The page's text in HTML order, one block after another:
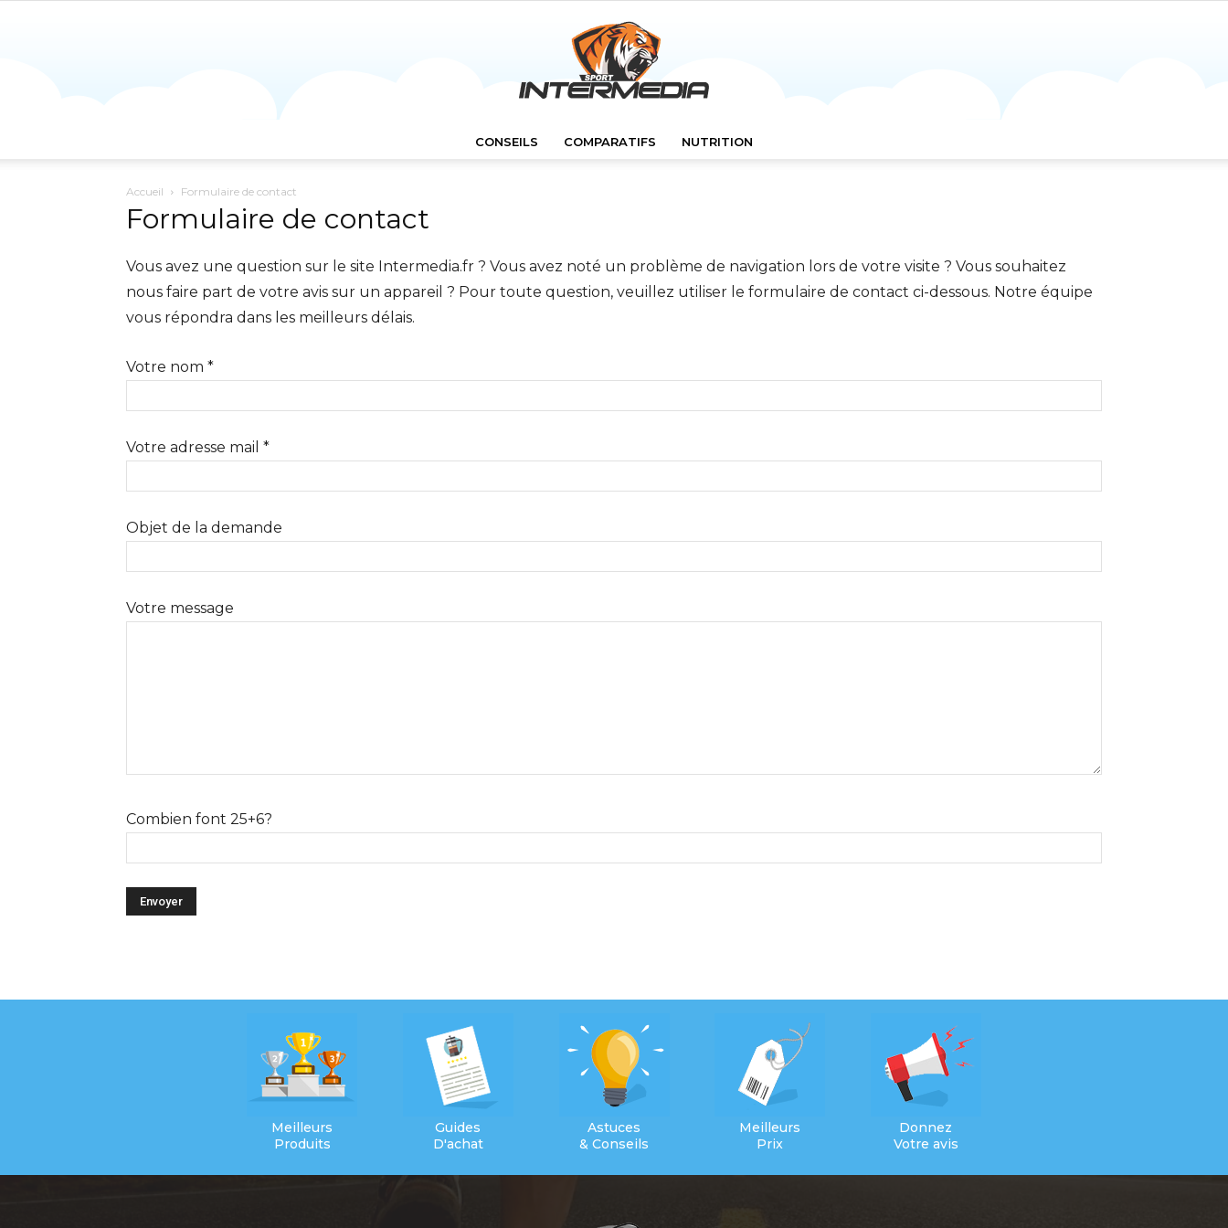
CONSEILS COMPARATIFS NUTRITION
Accueil Formulaire de contact
Formulaire de contact
Vous avez une question sur le site Intermedia.fr ? Vous avez noté un problème de navigation lors de votre visite ? Vous souhaitez
nous faire part de votre avis sur un appareil ? Pour toute question, veuillez utiliser le formulaire de contact ci-dessous. Notre équipe
vous répondra dans les meilleurs délais.
Votre nom *
Votre adresse mail *
Objet de la demande
Votre message
Combien font 25+6?
Meilleurs
Produits
Guides
D'achat
Astuces
& Conseils
Meilleurs
Prix
Donnez
Votre avis